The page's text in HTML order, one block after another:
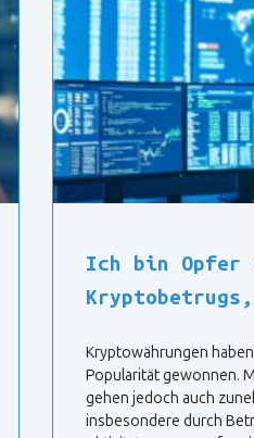
Ich bin Opfer
Kryptobetrugs,
Kryptowährungen
Popularität gewonnen.
gehen jedoch auch
insbesondere durch